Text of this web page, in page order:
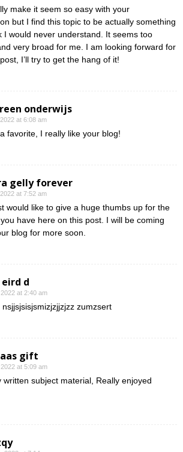
make it seem so easy with your
but I find this topic to be actually something
I would never understand. It seems too
very broad for me. I am looking forward for
I’ll try to get the hang of it!
onderwijs
at 6:08 am
favorite, I really like your blog!
gelly forever
at 7:52 am
would like to give a huge thumbs up for the
have here on this post. I will be coming
blog for more soon.
d
at 2:40 am
nsjjsjsisjsmizjzjjzjzz zumzsert
gift
at 5:09 am
written subject material, Really enjoyed